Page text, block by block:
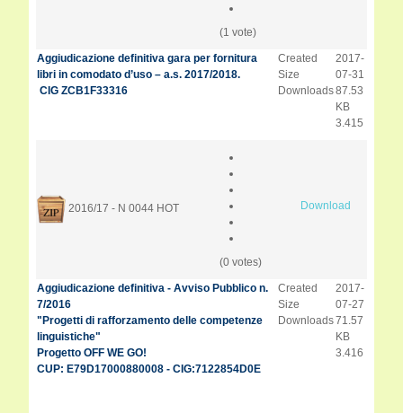
(1 vote)
Aggiudicazione definitiva gara per fornitura
libri in comodato d’uso – a.s. 2017/2018.
CIG ZCB1F33316
Created
Size
Downloads
2017-
07-31
87.53
KB
3.415
2016/17 - N 0044 HOT
(0 votes)
Download
Aggiudicazione definitiva - Avviso Pubblico n.
7/2016
"Progetti di rafforzamento delle competenze
linguistiche"
Progetto OFF WE GO!
CUP: E79D17000880008 - CIG:7122854D0E
Created
Size
Downloads
2017-
07-27
71.57
KB
3.416